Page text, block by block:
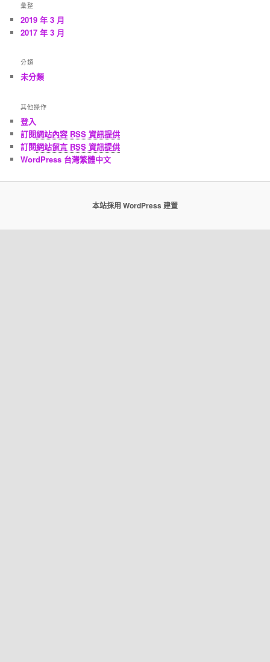
彙整
2019 年 3 月
2017 年 3 月
分類
未分類
其他操作
登入
訂閱網站內容 RSS 資訊提供
訂閱網站留言 RSS 資訊提供
WordPress 台灣繁體中文
本站採用 WordPress 建置